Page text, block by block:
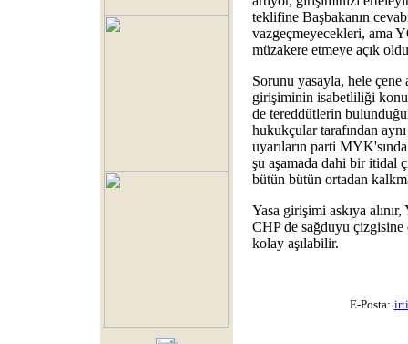
teklifine Başbakanın
vazgeçmeyecekleri, ama
müzakere etmeye açık
Sorunu yasayla, hele
girişiminin isabetliliği
de tereddütlerin
hukukçular tarafından
uyarıların parti
şu aşamada dahi bir itidal
bütün bütün ortadan
Yasa girişimi askıya
CHP de sağduyu çizgisine
kolay aşılabilir.
E-Posta: